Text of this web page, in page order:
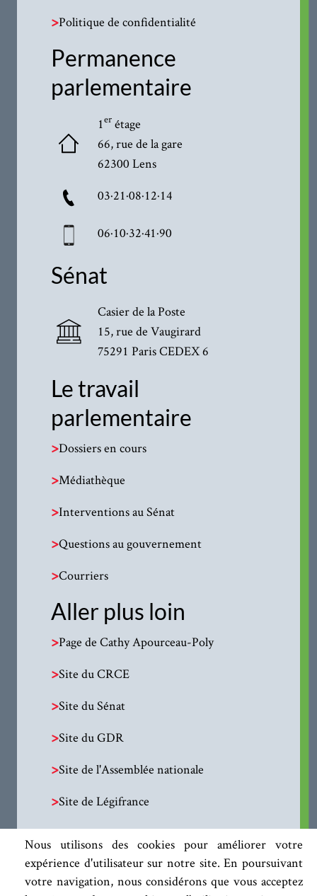
Nous utilisons des cookies pour améliorer votre
expérience d'utilisateur sur notre site. En poursuivant
votre navigation, nous considérons que vous acceptez
>Politique de confidentialité
Permanence
parlementaire
1erétage
66, rue de la gare
62300 Lens
03·21·08·12·14
06·10·32·41·90
Sénat
Casier de la Poste
15, rue de Vaugirard
75291 Paris CEDEX 6
Le travail
parlementaire
>Dossiers en cours
>Médiathèque
>Interventions au Sénat
>Questions au gouvernement
>Courriers
Aller plus loin
>Page de Cathy Apourceau-Poly
>Site du CRCE
>Site du Sénat
>Site du GDR
>Site de l'Assemblée nationale
>Site de Légifrance